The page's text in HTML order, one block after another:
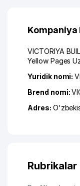
Kompaniya
VICTORIYA
Yellow Pages
Yuridik nomi:
Brend nomi:
Adres:
Rubrikalar